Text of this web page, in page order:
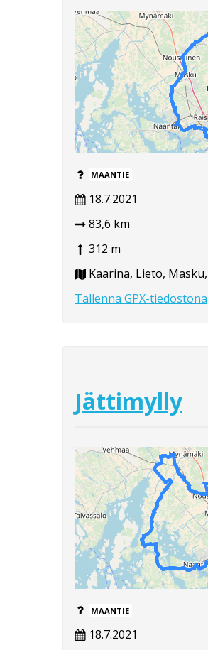
MAANTIE
18.7.2021
83,6 km
312 m
Kaarina, Lieto,
Tallenna GPX-tiedostona
Jättimylly
MAANTIE
18.7.2021